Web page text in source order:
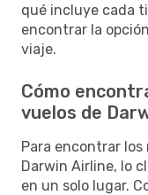
qué incluye cada
encontrar la
viaje.
Cómo
vuelos de
Para encontrar los
Darwin Airline, lo
en un solo lugar.